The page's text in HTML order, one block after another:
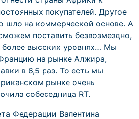
покупателей. Другое
шло на коммерческой основе. А
поставить безвозмездно,
более высоких уровнях… Мы
на рынке Алжира,
в 6,5 раз. То есть мы
рынке очень
собеседница RT.
Федерации Валентина